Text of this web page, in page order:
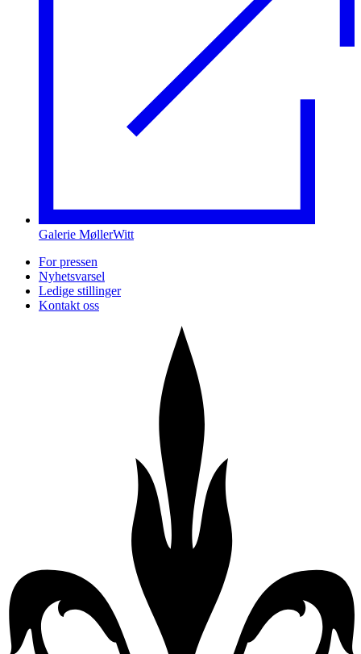
Galerie MøllerWitt
For pressen
Nyhetsvarsel
Ledige stillinger
Kontakt oss